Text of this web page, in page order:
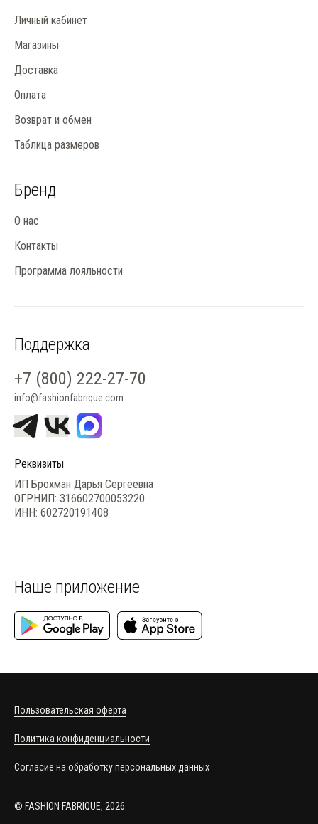
Личный кабинет
Магазины
Доставка
Оплата
Возврат и обмен
Таблица размеров
Бренд
О нас
Контакты
Программа лояльности
Наше приложение
Поддержка
+7 (800) 222-27-70
info@fashionfabrique.com
Реквизиты
ИП Брохман Дарья Сергеевна
ОГРНИП: 316602700053220
ИНН: 602720191408
© FASHION FABRIQUE, 2026
Пользовательская оферта
Политика конфиденциальности
Согласие на обработку персональных данных